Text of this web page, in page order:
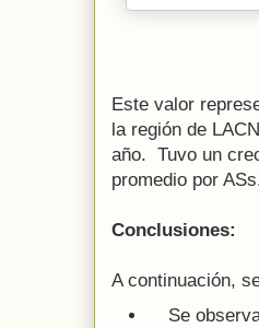
Este valor
la región de
año. Tuvo un
promedio por
Conclusiones:
A continuación,
Se observa